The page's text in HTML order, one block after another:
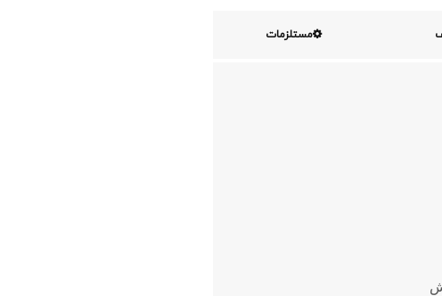
مستلزمات